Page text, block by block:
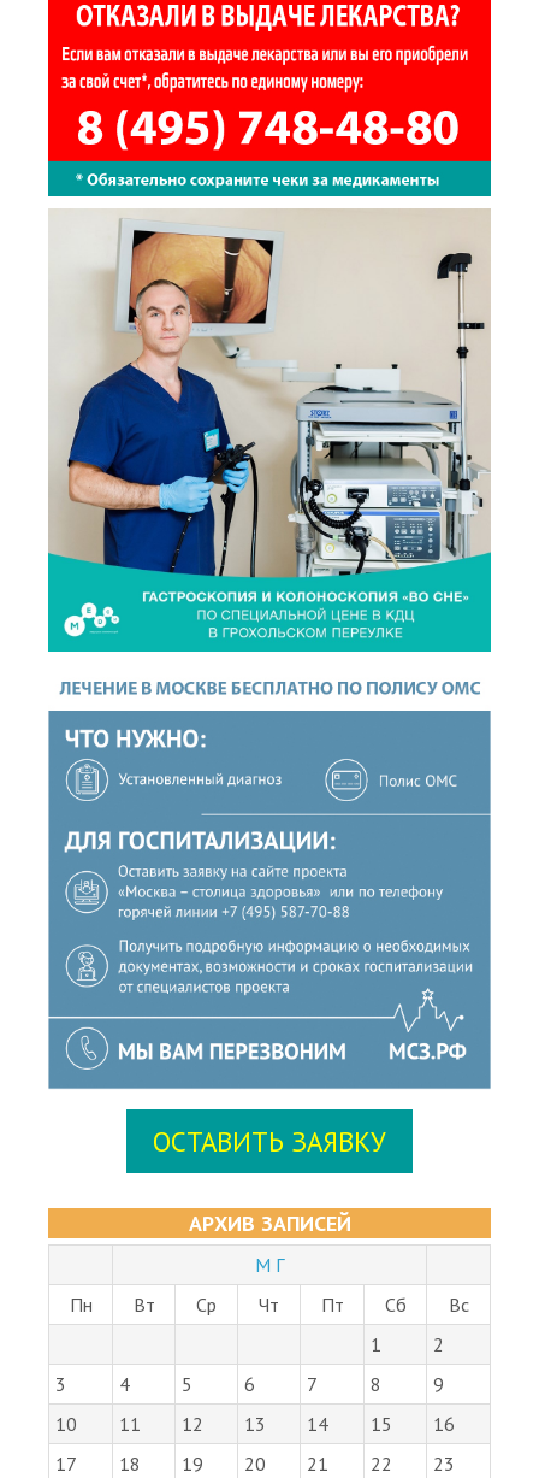
ОСТАВИТЬ ЗАЯВКУ
АРХИВ ЗАПИСЕЙ
М Г
Пн
Вт Ср Чт Пт Сб
Вс
1
2
3
4 5 6 7 8
9
10
11 12 13 14 15
16
17
18 19 20 21 22 23